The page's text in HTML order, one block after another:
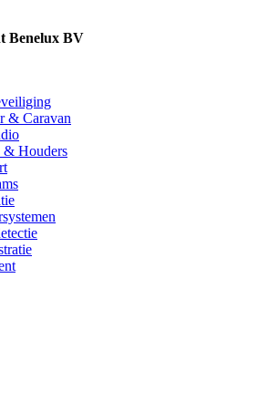
Benelux BV
& Caravan
& Houders